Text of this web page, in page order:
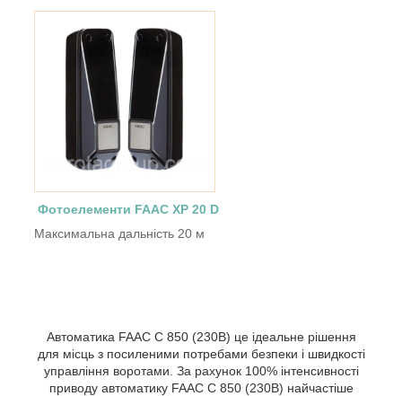
Фотоелементи FAAC XP 20 D
Максимальна дальність 20 м
Автоматика FAAC C 850 (230В) це ідеальне рішення
для місць з посиленими потребами безпеки і швидкості
управління воротами. За рахунок 100% інтенсивності
приводу автоматику FAAC C 850 (230В) найчастіше